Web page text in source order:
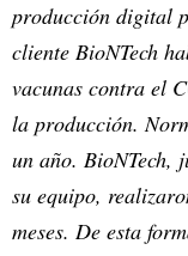
producción digital
cliente BioNTech
vacunas contra el
la producción.
un año. BioNTech,
su equipo,
meses. De esta